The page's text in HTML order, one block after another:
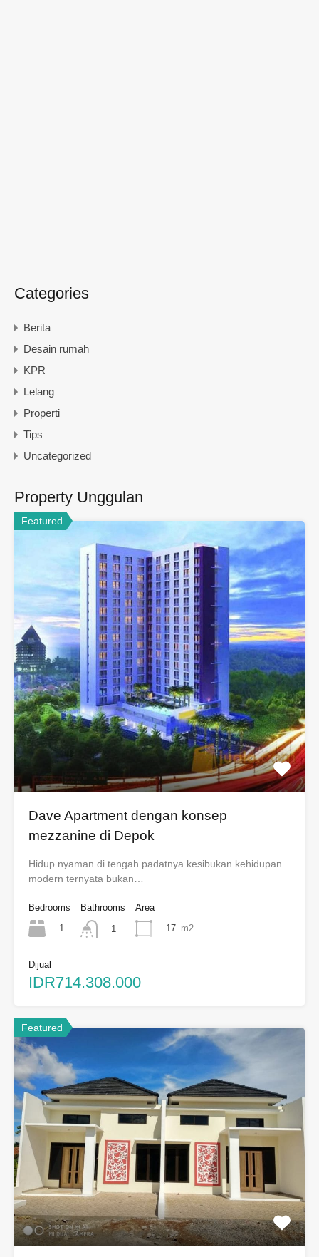
Categories
Berita
Desain rumah
KPR
Lelang
Properti
Tips
Uncategorized
Property Unggulan
Featured
Dave Apartment dengan konsep
mezzanine di Depok
Hidup nyaman di tengah padatnya kesibukan kehidupan
modern ternyata bukan…
Bedrooms
1
Bathrooms
1
Area
17 m2
Dijual
IDR714.308.000
Featured